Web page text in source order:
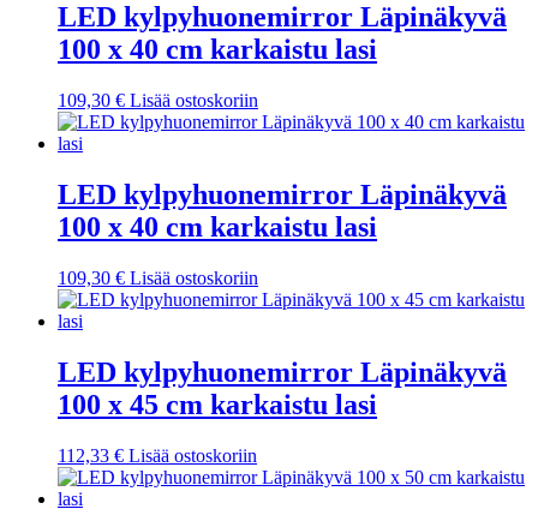
LED kylpyhuonemirror Läpinäkyvä
100 x 40 cm karkaistu lasi
109,30 € Lisää ostoskoriin
LED kylpyhuonemirror Läpinäkyvä
100 x 40 cm karkaistu lasi
109,30 € Lisää ostoskoriin
LED kylpyhuonemirror Läpinäkyvä
100 x 45 cm karkaistu lasi
112,33 € Lisää ostoskoriin